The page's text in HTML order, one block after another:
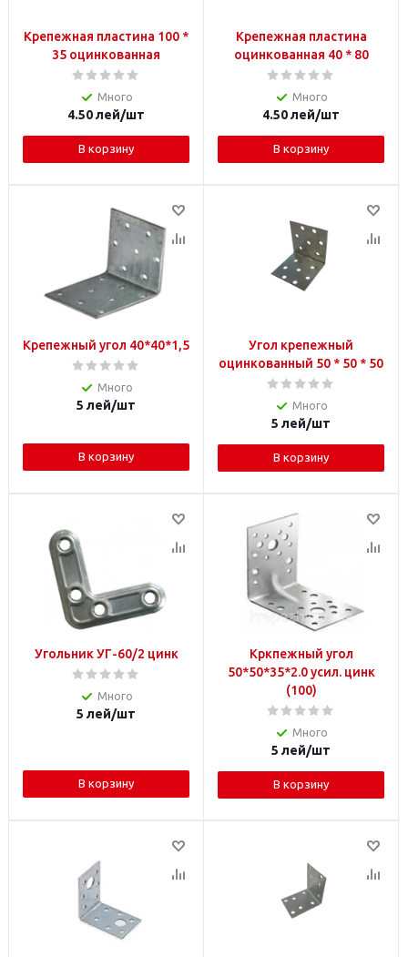
Крепежная пластина 100 *
35 оцинкованная
Много
4.50лей/шт
В корзину
Крепежная пластина
оцинкованная 40 * 80
Много
4.50лей/шт
В корзину
Крепежный угол 40*40*1,5
Много
5 лей/шт
В корзину
Угол крепежный
оцинкованный 50 * 50 * 50
Много
5 лей/шт
В корзину
Угольник УГ-60/2 цинк
Много
5 лей/шт
В корзину
Кркпежный угол
50*50*35*2.0 усил. цинк
(100)
Много
5 лей/шт
В корзину